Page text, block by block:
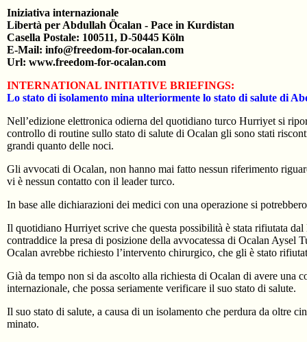
Iniziativa internazionale
Libertà per Abdullah Öcalan - Pace in Kurdistan
Casella Postale: 100511, D-50445 Köln
E-Mail: info@freedom-for-ocalan.com
Url: www.freedom-for-ocalan.com
INTERNATIONAL INITIATIVE BRIEFINGS:
Lo stato di isolamento mina ulteriormente lo stato di salute di
Nell’edizione elettronica odierna del quotidiano turco Hurriyet si
controllo di routine sullo stato di salute di Ocalan gli sono stati
grandi quanto delle noci.
Gli avvocati di Ocalan, non hanno mai fatto nessun riferimento
vi è nessun contatto con il leader turco.
In base alle dichiarazioni dei medici con una operazione si
Il quotidiano Hurriyet scrive che questa possibilità è stata rifiutata dal
contraddice la presa di posizione della avvocatessa di Ocalan Aysel
Ocalan avrebbe richiesto l’intervento chirurgico, che gli è stato
Già da tempo non si da ascolto alla richiesta di Ocalan di avere una
internazionale, che possa seriamente verificare il suo stato di salute.
Il suo stato di salute, a causa di un isolamento che perdura da oltre
minato.